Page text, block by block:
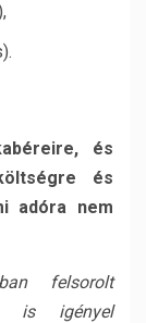
és
és
adóra nem
felsorolt
is igényel